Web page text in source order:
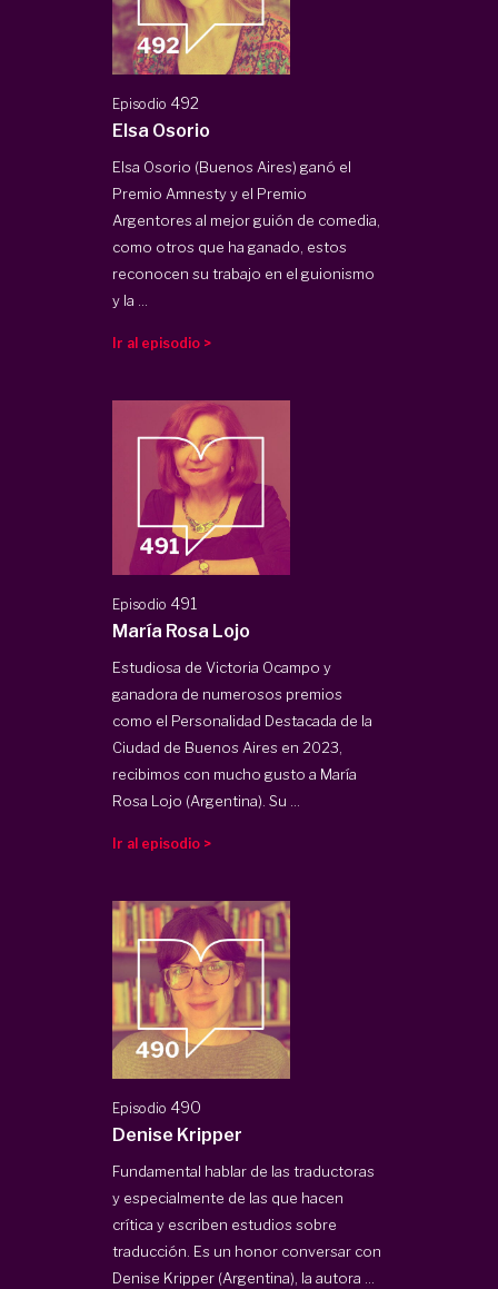
Episodio 492
Elsa Osorio
Elsa Osorio (Buenos Aires) ganó el
Premio Amnesty y el Premio
Argentores al mejor guión de comedia,
como otros que ha ganado, estos
reconocen su trabajo en el guionismo
y la ...
Ir al episodio >
Episodio 491
María Rosa Lojo
Estudiosa de Victoria Ocampo y
ganadora de numerosos premios
como el Personalidad Destacada de la
Ciudad de Buenos Aires en 2023,
recibimos con mucho gusto a María
Rosa Lojo (Argentina). Su ...
Ir al episodio >
Episodio 490
Denise Kripper
Fundamental hablar de las traductoras
y especialmente de las que hacen
crítica y escriben estudios sobre
traducción. Es un honor conversar con
Denise Kripper (Argentina), la autora ...